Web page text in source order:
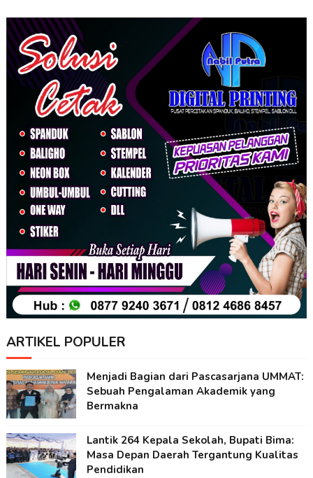
ARTIKEL POPULER
Menjadi Bagian dari Pascasarjana UMMAT:
Sebuah Pengalaman Akademik yang
Bermakna
Lantik 264 Kepala Sekolah, Bupati Bima:
Masa Depan Daerah Tergantung Kualitas
Pendidikan